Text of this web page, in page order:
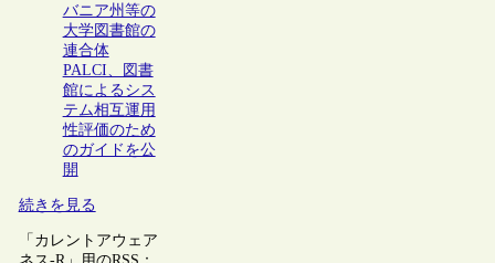
バニア州等の
大学図書館の
連合体
PALCI、図書
館によるシス
テム相互運用
性評価のため
のガイドを公
開
続きを見る
「カレントアウェア